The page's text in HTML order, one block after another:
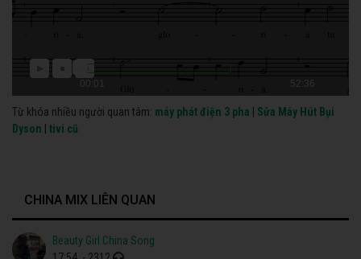
00:01 52:36
Từ khóa nhiều người quan tâm: máy phát điện 3 pha
Sửa Máy Hút Bụi
Dyson
tivi cũ
CHINA MIX LIÊN QUAN
Beauty Girl China Song